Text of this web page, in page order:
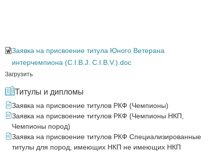
Заявка на присвоение титула Юного Ветерана
интерчемпиона (C.I.B.J. C.I.B.V.).doc
Загрузить
Титулы и дипломы
Заявка на присвоение титулов РКФ (Чемпионы)
Заявка на присвоение титулов РКФ (Чемпионы НКП,
Чемпионы пород)
Заявка на присвоение титулов РКФ Специализированные
титулы для пород, имеющих НКП не имеющих НКП